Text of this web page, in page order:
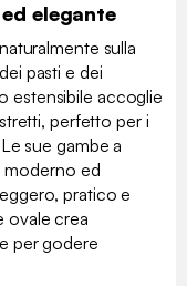
elegante
sulla
pasti e dei
estensibile accoglie
perfetto per i
sue gambe a
ed
pratico e
ovale crea
per godere